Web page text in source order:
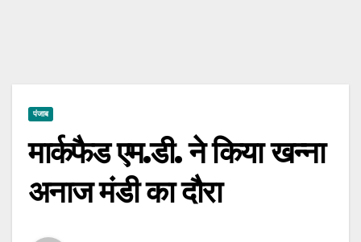
पंजाब
मार्कफैड एम.डी. ने किया खन्ना
अनाज मंडी का दौरा